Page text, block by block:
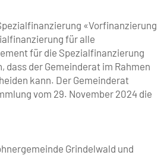
«Vorfinanzierung
für alle
für die Spezialfinanzierung
der Gemeinderat im Rahmen
kann. Der Gemeinderat
vom 29. November 2024 die
Grindelwald und